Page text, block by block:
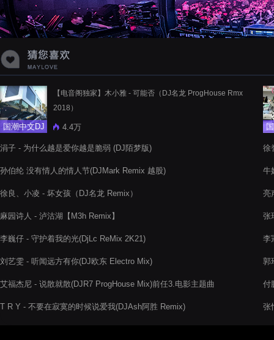
国潮中文DJ
【电音阁独家】木小雅 - 可能否（DJ名龙 ProgHouse Rmx
2018）
4.4万
涓子 - 为什么越是爱你越是脆弱 (DJ陌梦版)
孙伯纶 没有情人的情人节(DJMark Remix 越股)
徐良、小凌 - 坏女孩（DJ名龙 Remix）
麻园诗人 - 泸沽湖【M3h Remix】
李巍仔 - 守护着我的光(DjLc ReMix 2K21)
刘艺雯 - 听闻远方有你(DJ欧东 Electro Mix)
艾福杰尼 - 说散就散(DJR7 ProgHouse Mix)前任3.电影主题曲
T R Y - 不要在寂寞的时候说爱我(DJAsh阿胜 Remix)
徐
牛
亮
张
李
郭
付
张